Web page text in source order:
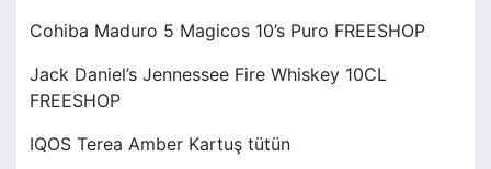
Cohiba Maduro 5 Magicos 10’s Puro FREESHOP
Jack Daniel’s Jennessee Fire Whiskey 10CL
FREESHOP
IQOS Terea Amber Kartuş tütün